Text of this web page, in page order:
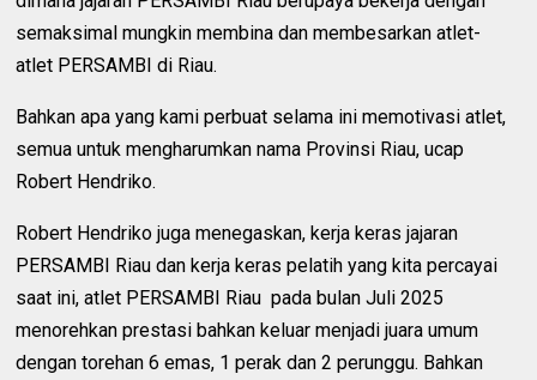
semaksimal mungkin membina dan membesarkan atlet-
atlet PERSAMBI di Riau.
Bahkan apa yang kami perbuat selama ini memotivasi atlet,
semua untuk mengharumkan nama Provinsi Riau, ucap
Robert Hendriko.
Robert Hendriko juga menegaskan, kerja keras jajaran
PERSAMBI Riau dan kerja keras pelatih yang kita percayai
saat ini, atlet PERSAMBI Riau pada bulan Juli 2025
menorehkan prestasi bahkan keluar menjadi juara umum
dengan torehan 6 emas, 1 perak dan 2 perunggu. Bahkan